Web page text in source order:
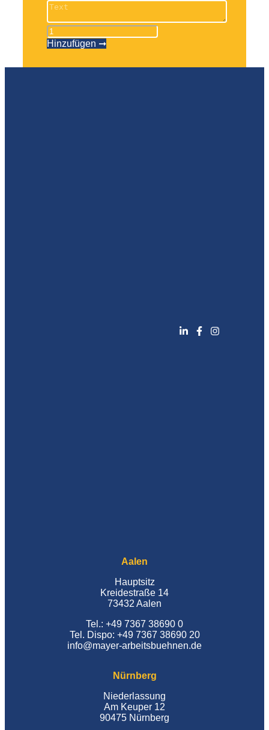
Teleskopbühne
HT
23
Hinzufügen ➞
Aalen
Hauptsitz
Kreidestraße 14
73432 Aalen
Tel.: +49 7367 38690 0
Tel. Dispo: +49 7367 38690 20
info@mayer-arbeitsbuehnen.de
Nürnberg
Niederlassung
Am Keuper 12
90475 Nürnberg